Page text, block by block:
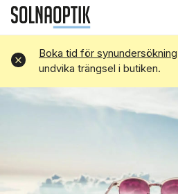
Boka tid för
undvika trängsel i butiken.
Avvisa